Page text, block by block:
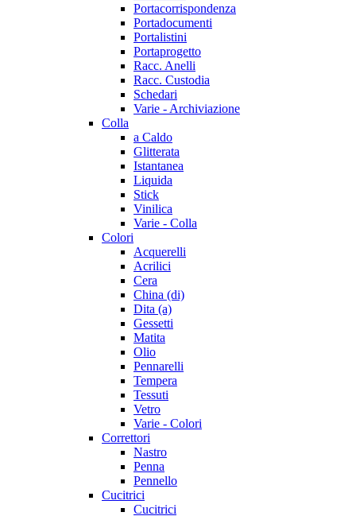
Portacorrispondenza
Portadocumenti
Portalistini
Portaprogetto
Racc. Anelli
Racc. Custodia
Schedari
Varie - Archiviazione
Colla
a Caldo
Glitterata
Istantanea
Liquida
Stick
Vinilica
Varie - Colla
Colori
Acquerelli
Acrilici
Cera
China (di)
Dita (a)
Gessetti
Matita
Olio
Pennarelli
Tempera
Tessuti
Vetro
Varie - Colori
Correttori
Nastro
Penna
Pennello
Cucitrici
Cucitrici